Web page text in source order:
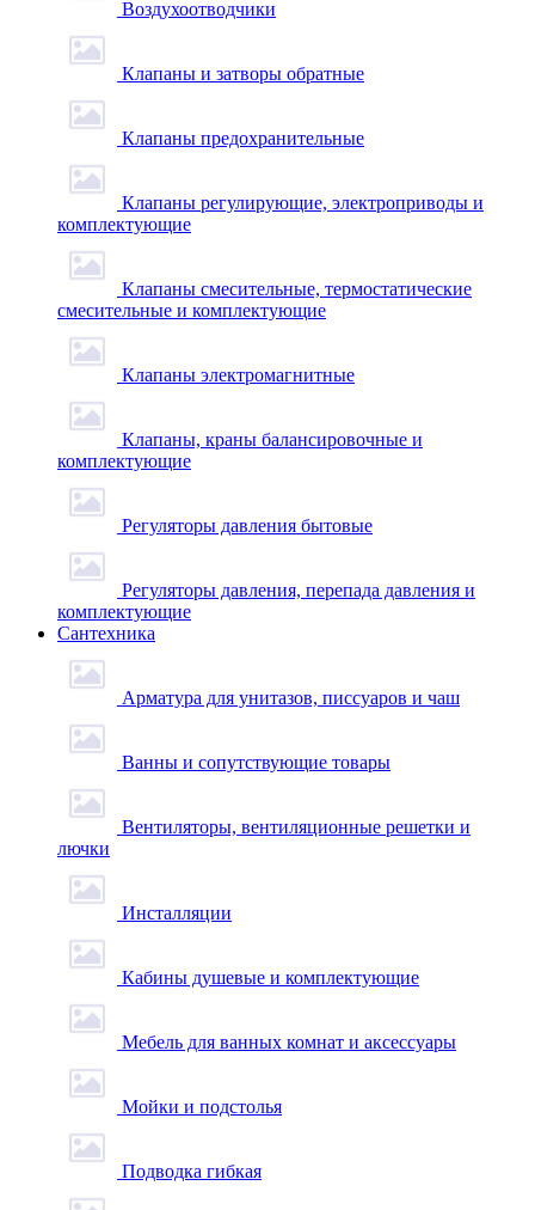
Воздухоотводчики
Клапаны и затворы обратные
Клапаны предохранительные
Клапаны регулирующие, электроприводы и
комплектующие
Клапаны смесительные, термостатические
смесительные и комплектующие
Клапаны электромагнитные
Клапаны, краны балансировочные и
комплектующие
Регуляторы давления бытовые
Регуляторы давления, перепада давления и
комплектующие
Сантехника
Арматура для унитазов, писсуаров и чаш
Ванны и сопутствующие товары
Вентиляторы, вентиляционные решетки и
лючки
Инсталляции
Кабины душевые и комплектующие
Мебель для ванных комнат и аксессуары
Мойки и подстолья
Подводка гибкая